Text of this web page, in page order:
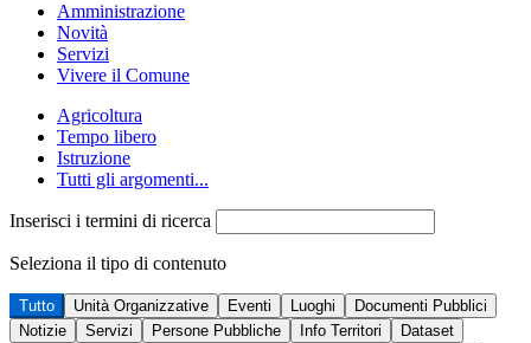
Amministrazione
Novità
Servizi
Vivere il Comune
Agricoltura
Tempo libero
Istruzione
Tutti gli argomenti...
Inserisci i termini di ricerca
Seleziona il tipo di contenuto
Tutto Unità Organizzative Eventi Luoghi
Documenti Pubblici
Notizie
Servizi Persone Pubbliche Info Territori Dataset